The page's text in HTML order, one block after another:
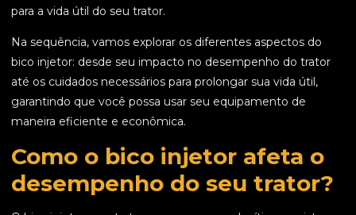
para a vida útil do seu trator.
Na sequência, vamos explorar os diferentes aspectos do
bico injetor: desde seu impacto no desempenho do trator
até os cuidados necessários para prolongar sua vida útil,
garantindo que você possa usar seu equipamento de
maneira eficiente e econômica.
Como o bico injetor afeta o
desempenho do seu trator?